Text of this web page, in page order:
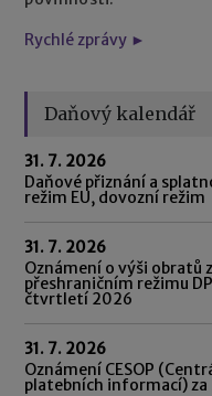
Rychlé zprávy ►
Daňový kalendář
31. 7. 2026
Daňové přiznání a
režim EU, dovozní režim
31. 7. 2026
Oznámení o výši
přeshraničním režimu
čtvrtletí 2026
31. 7. 2026
Oznámení CESOP
platebních informací)